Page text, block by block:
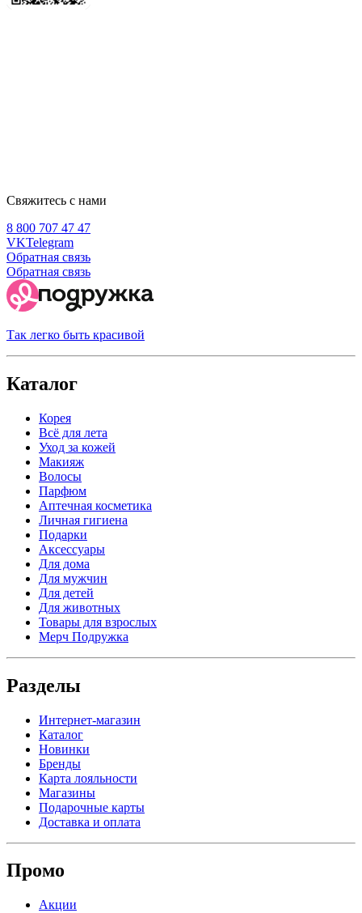
Свяжитесь с нами
8 800 707 47 47
VKTelegram
Обратная связь
Обратная связь
Так легко быть красивой
Каталог
Корея
Всё для лета
Уход за кожей
Макияж
Волосы
Парфюм
Аптечная косметика
Личная гигиена
Подарки
Аксессуары
Для дома
Для мужчин
Для детей
Для животных
Товары для взрослых
Мерч Подружка
Разделы
Интернет-магазин
Каталог
Новинки
Бренды
Карта лояльности
Магазины
Подарочные карты
Доставка и оплата
Промо
Акции